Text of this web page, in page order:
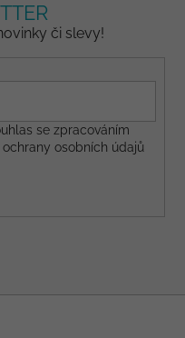
či slevy!
se zpracováním
osobních údajů